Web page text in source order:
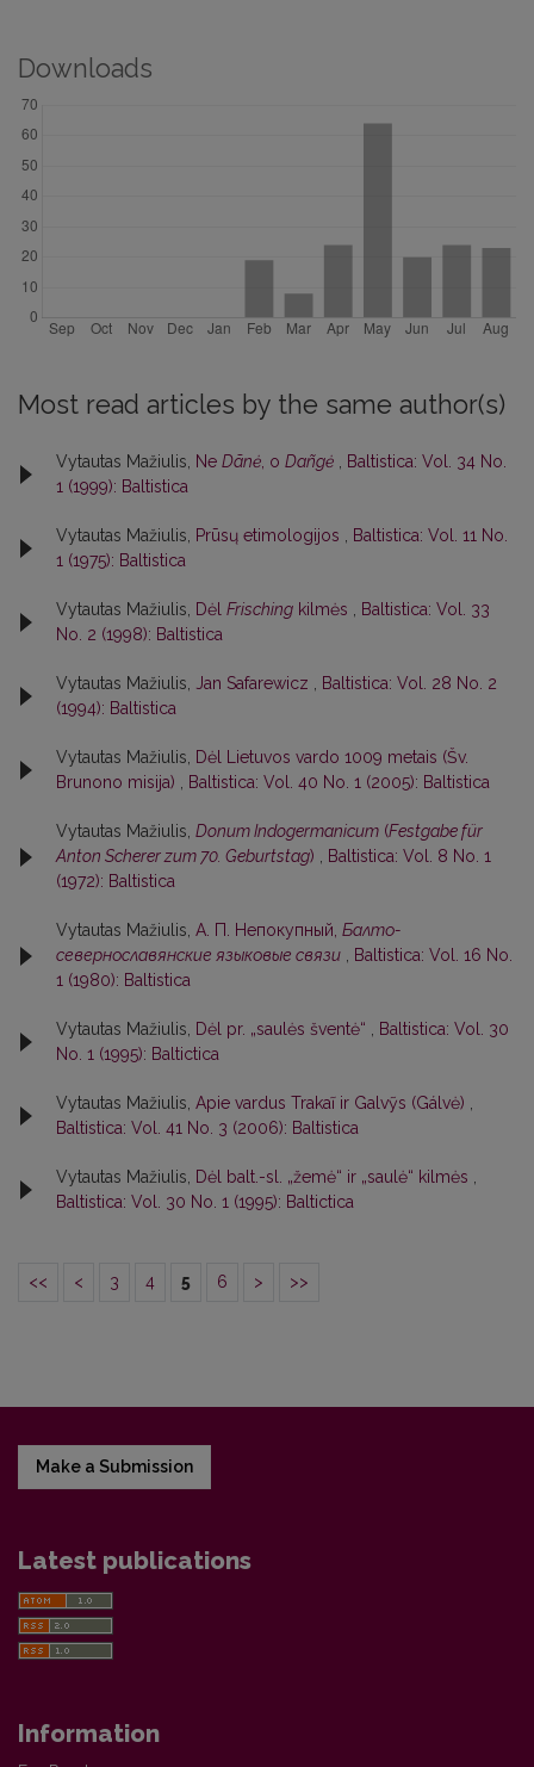
Downloads
Most read articles by the same author(s)
Vytautas Mažiulis, Ne Dãnė, o Dañgė , Baltistica: Vol. 34 No.
1 (1999): Baltistica
Vytautas Mažiulis, Prūsų etimologijos , Baltistica: Vol. 11 No.
1 (1975): Baltistica
Vytautas Mažiulis, Dėl Frisching kilmės , Baltistica: Vol. 33
No. 2 (1998): Baltistica
Vytautas Mažiulis, Jan Safarewicz , Baltistica: Vol. 28 No. 2
(1994): Baltistica
Vytautas Mažiulis, Dėl Lietuvos vardo 1009 metais (Šv.
Brunono misija) , Baltistica: Vol. 40 No. 1 (2005): Baltistica
Vytautas Mažiulis, Donum Indogermanicum (Festgabe für
Anton Scherer zum 70. Geburtstag) , Baltistica: Vol. 8 No. 1
(1972): Baltistica
Vytautas Mažiulis, А. П. Непокупный, Балто-
севернославянские языковые связи , Baltistica: Vol. 16 No.
1 (1980): Baltistica
Vytautas Mažiulis, Dėl pr. „saulės šventė“ , Baltistica: Vol. 30
No. 1 (1995): Baltictica
Vytautas Mažiulis, Apie vardus Trakaĩ ir Galvỹs (Gálvė) ,
Baltistica: Vol. 41 No. 3 (2006): Baltistica
Vytautas Mažiulis, Dėl balt.-sl. „žemė“ ir „saulė“ kilmės ,
Baltistica: Vol. 30 No. 1 (1995): Baltictica
<< < 3 4 5 6 > >>
Make a Submission
Latest publications
Information